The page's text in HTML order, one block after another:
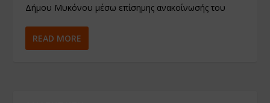
Δήμου Μυκόνου μέσω επίσημης ανακοίνωσής του
READ MORE